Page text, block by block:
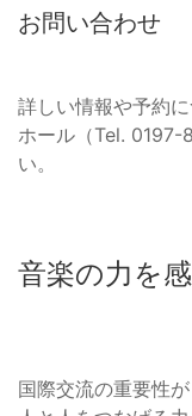
お問い合わせ
詳しい情報や予約
ホール（Tel. 0197-
い。
音楽の力を
国際交流の重要性